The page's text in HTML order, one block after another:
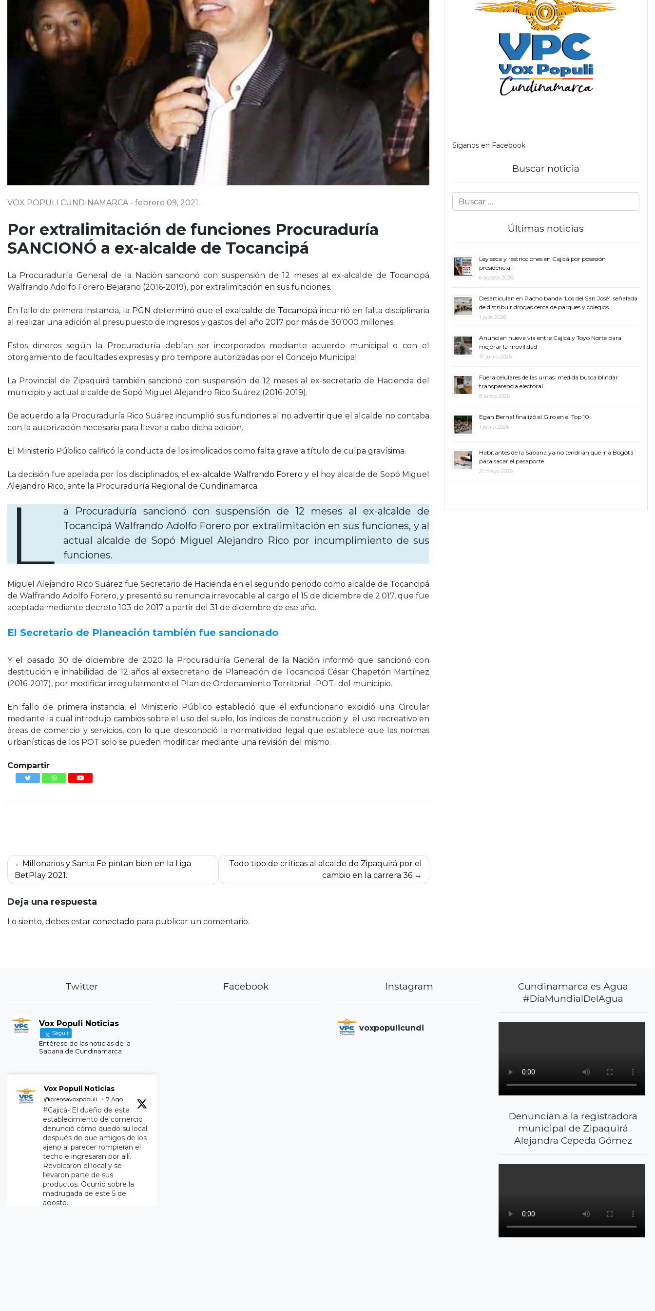
VOX POPULI CUNDINAMARCA - febrero 09, 2021.
Por extralimitación de funciones Procuraduría
SANCIONÓ a ex-alcalde de Tocancipá
La Procuraduría General de la Nación sancionó con suspensión de 12 meses al ex-alcalde de Tocancipá
Walfrando Adolfo Forero Bejarano (2016-2019), por extralimitación en sus funciones.
En fallo de primera instancia, la PGN determinó que el exalcalde de Tocancipá incurrió en falta disciplinaria
al realizar una adición al presupuesto de ingresos y gastos del año 2017 por más de 30’000 millones.
Estos dineros según la Procuraduría debían ser incorporados mediante acuerdo municipal o con el
otorgamiento de facultades expresas y pro tempore autorizadas por el Concejo Municipal.
La Provincial de Zipaquirá también sancionó con suspensión de 12 meses al ex-secretario de Hacienda del
municipio y actual alcalde de Sopó Miguel Alejandro Rico Suárez (2016-2019).
De acuerdo a la Procuraduría Rico Suárez incumplió sus funciones al no advertir que el alcalde no contaba
con la autorización necesaria para llevar a cabo dicha adición.
El Ministerio Público calificó la conducta de los implicados como falta grave a título de culpa gravísima.
La decisión fue apelada por los disciplinados, elex-alcalde Walfrando Forero y el hoy alcalde de Sopó Miguel
Alejandro Rico, ante la Procuraduría Regional de Cundinamarca.
L
a Procuraduría sancionó con suspensión de 12 meses al ex-alcalde de
Tocancipá Walfrando Adolfo Forero por extralimitación en sus funciones, y al
actual alcalde de Sopó Miguel Alejandro Rico por incumplimiento de sus
funciones.
Miguel Alejandro Rico Suárez fue Secretario de Hacienda en el segundo periodo como alcalde de Tocancipá
de Walfrando Adolfo Forero, y presentó su renuncia irrevocable al cargo el 15 de diciembre de 2.017, que fue
aceptada mediante decreto 103 de 2017 a partir del 31 de diciembre de ese año.
El Secretario de Planeación también fue sancionado
Y el pasado 30 de diciembre de 2020 la Procuraduría General de la Nación informó que sancionó con
destitución e inhabilidad de 12 años al exsecretario de Planeación de Tocancipá César Chapetón Martínez
(2016-2017), por modificar irregularmente el Plan de Ordenamiento Territorial -POT- del municipio.
En fallo de primera instancia, el Ministerio Público estableció que el exfuncionario expidió una Circular
mediante la cual introdujo cambios sobre el uso del suelo, los índices de construcción y el uso recreativo en
áreas de comercio y servicios, con lo que desconoció la normatividad legal que establece que las normas
urbanísticas de los POT solo se pueden modificar mediante una revisión del mismo.
Compartir
Navegación
de
Millonarios y Santa Fe pintan bien en la Liga
BetPlay 2021.
Todo tipo de críticas al alcalde de Zipaquirá por el
cambio en la carrera 36
Deja una respuesta
Lo siento, debes estar conectado para publicar un comentario.
Síganos en Facebook
Buscar noticia
Últimas noticias
Ley seca y restricciones en Cajicá por posesión
presidencial
6 agosto 2026
Desarticulan en Pacho banda ‘Los del San José’, señalada
de distribuir drogas cerca de parques y colegios
1 julio 2026
Anuncian nueva vía entre Cajicá y Toyo Norte para
mejorar la movilidad
17 junio 2026
Fuera celulares de las urnas: medida busca blindar
transparencia electoral
8 junio 2026
Egan Bernal finalizó el Giro en el Top 10
1 junio 2026
Habitantes de la Sabana ya no tendrían que ir a Bogotá
para sacar el pasaporte
21 mayo 2026
Twitter
Vox Populi Noticias
Seguir
Entérese de las noticias de la
Sabana de Cundinamarca
Vox Populi Noticias
@prensavoxpopuli · 7 Ago
#Cajicá- El dueño de este
establecimiento de comercio
denunció cómo quedó su local
después de que amigos de los
ajeno al parecer rompieran el
techo e ingresaran por allí.
Revolcaron el local y se
llevaron parte de sus
productos. Ocurrió sobre la
madrugada de este 5 de
agosto.
Facebook Instagram
voxpopulicundi
Cundinamarca es Agua
#DíaMundialDelAgua
Denuncian a la registradora
municipal de Zipaquirá
Alejandra Cepeda Gómez